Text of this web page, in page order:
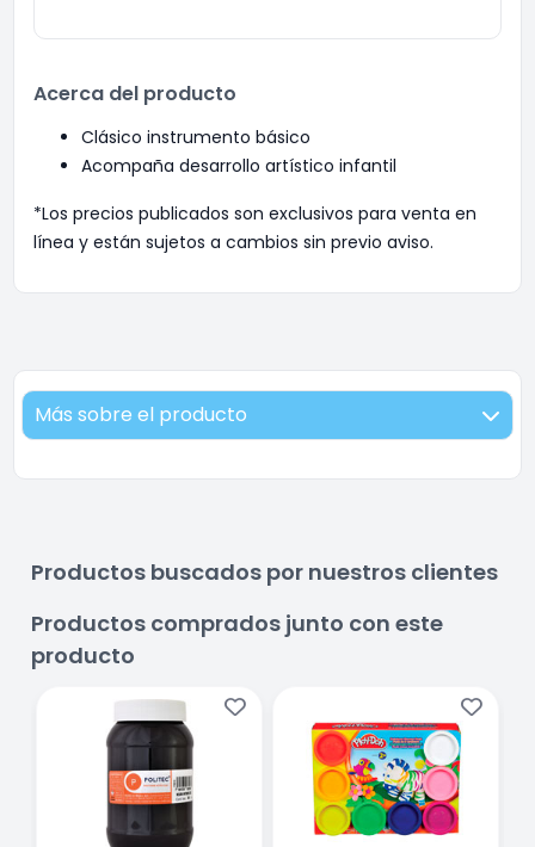
Acerca del producto
Clásico instrumento básico
Acompaña desarrollo artístico infantil
*Los precios publicados son exclusivos para venta en
línea y están sujetos a cambios sin previo aviso.
Más sobre el producto
Productos buscados por nuestros clientes
Productos comprados junto con este
producto